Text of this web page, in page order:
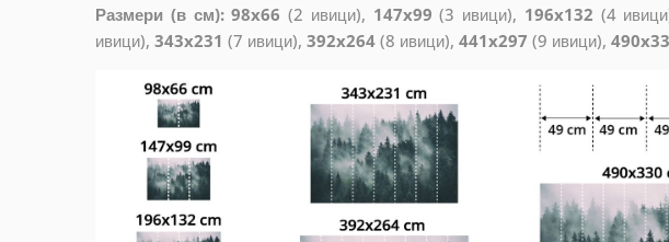
Размери (в см): 98x66 (2 ивици), 147x99 (3 ивици), 196x132 (4
ивици), 343x231 (7 ивици), 392x264 (8 ивици), 441x297 (9 ивици),